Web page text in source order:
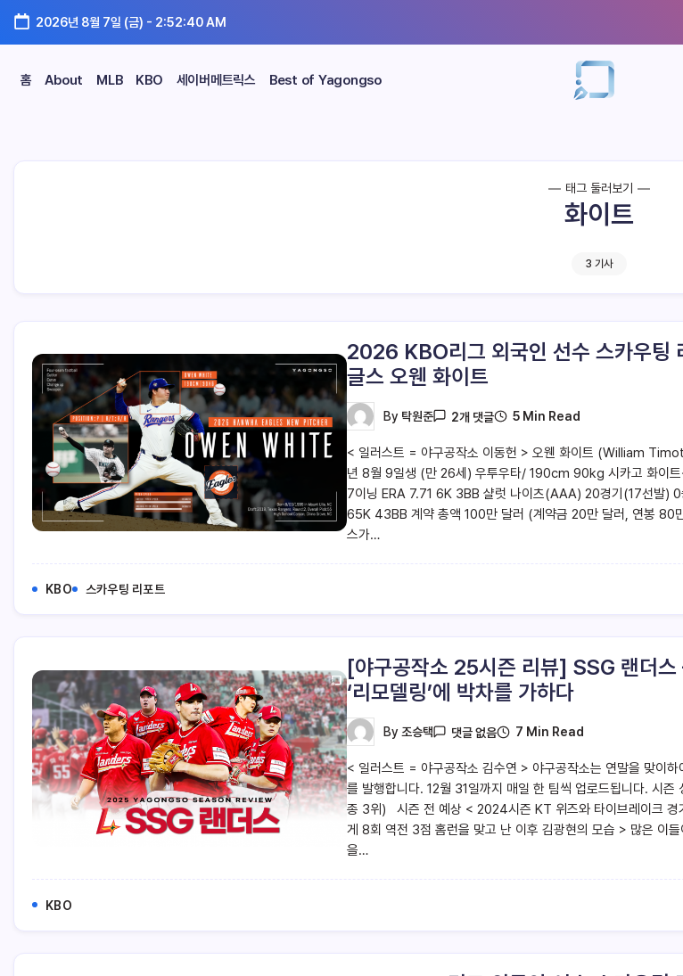
2026년 8월 7일 (금) - 2:52:41 AM
홈 About MLB KBO 세이버메트릭스 Best of Yagongso
태그 둘러보기
화이트
3 기사
2026 KBO리그 외국인 선수 스카우팅
글스 오웬 화이트
By 탁원준 2개 댓글 5 Min Read
< 일러스트 = 야구공작소 이동헌 > 오웬 화이트 (William
년 8월 9일생 (만 26세) 우투우타/ 190cm 90kg 시카고 화이
7이닝 ERA 7.71 6K 3BB 샬럿 나이츠(AAA) 20경기(17선발)
65K 43BB 계약 총액 100만 달러 (계약금 20만 달러, 연봉 80
스가…
KBO 스카우팅 리포트
[야구공작소 25시즌 리뷰] SSG 랜더스
‘리모델링’에 박차를 가하다
By 조승택 댓글 없음 7 Min Read
< 일러스트 = 야구공작소 김수연 > 야구공작소는 연말을 맞이
를 발행합니다. 12월 31일까지 매일 한 팀씩 업로드됩니다. 시
종 3위) 시즌 전 예상 < 2024시즌 KT 위즈와 타이브레이크 경
게 8회 역전 3점 홈런을 맞고 난 이후 김광현의 모습 > 많은 이
을…
KBO